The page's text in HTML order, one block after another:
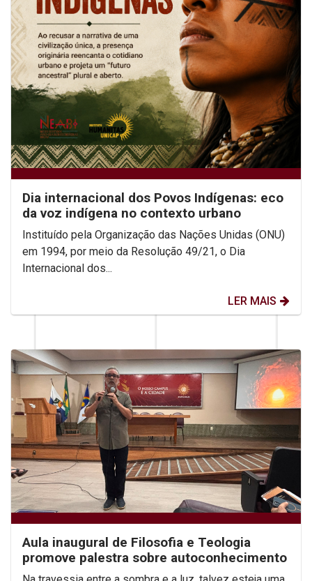
Dia internacional dos Povos Indígenas: eco
da voz indígena no contexto urbano
Instituído pela Organização das Nações Unidas (ONU)
em 1994, por meio da Resolução 49/21, o Dia
Internacional dos...
LER MAIS
Aula inaugural de Filosofia e Teologia
promove palestra sobre autoconhecimento